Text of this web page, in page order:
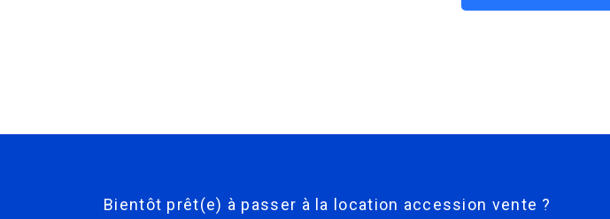
Bientôt prêt(e) à passer à la location accession vente ?